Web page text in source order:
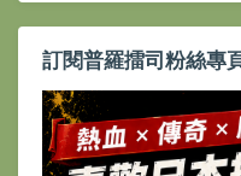
訂閱普羅擂司粉絲專